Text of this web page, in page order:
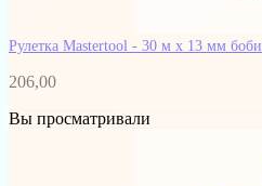
Рулетка Mastertool - 30 м x 13 мм
206,00
Вы просматривали